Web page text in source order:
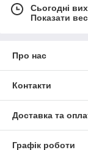
Сьогодні
Показати
Про нас
Контакти
Доставка та
Графік роботи